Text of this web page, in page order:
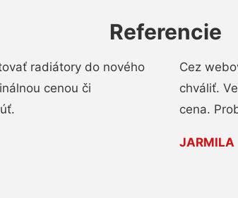
Referencie
radiátory do nového
cenou či
Cez
chváliť.
cena.
JARMILA